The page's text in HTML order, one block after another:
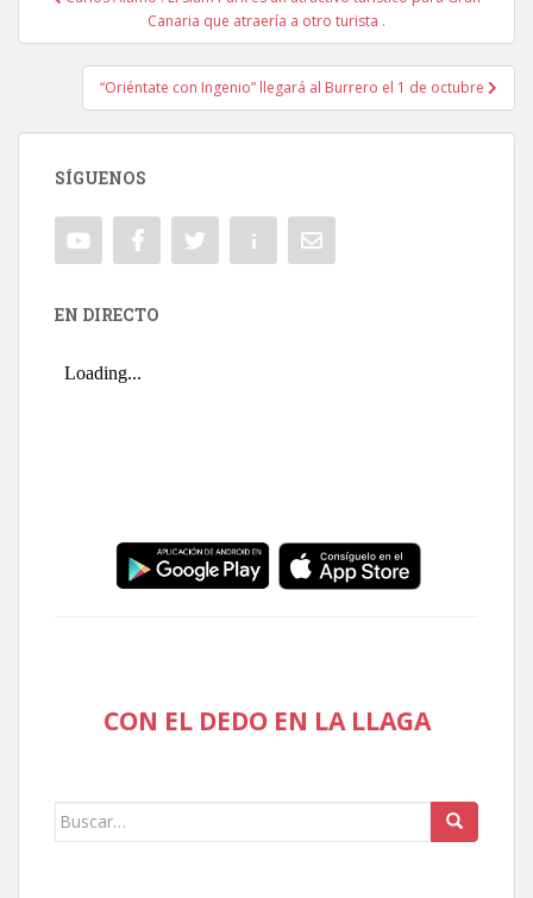
Navegación de entradas
Canaria que atraería a otro turista .
“Oriéntate con Ingenio” llegará al Burrero el 1 de octubre
SÍGUENOS
EN DIRECTO
CON EL DEDO EN LA LLAGA
Buscar: